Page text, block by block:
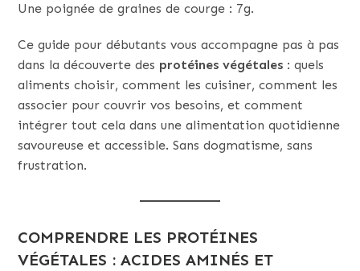
Une poignée de graines de courge : 7g.
Ce guide pour débutants vous accompagne pas à pas
dans la découverte des protéines végétales : quels
aliments choisir, comment les cuisiner, comment les
associer pour couvrir vos besoins, et comment
intégrer tout cela dans une alimentation quotidienne
savoureuse et accessible. Sans dogmatisme, sans
frustration.
COMPRENDRE LES PROTÉINES
VÉGÉTALES : ACIDES AMINÉS ET